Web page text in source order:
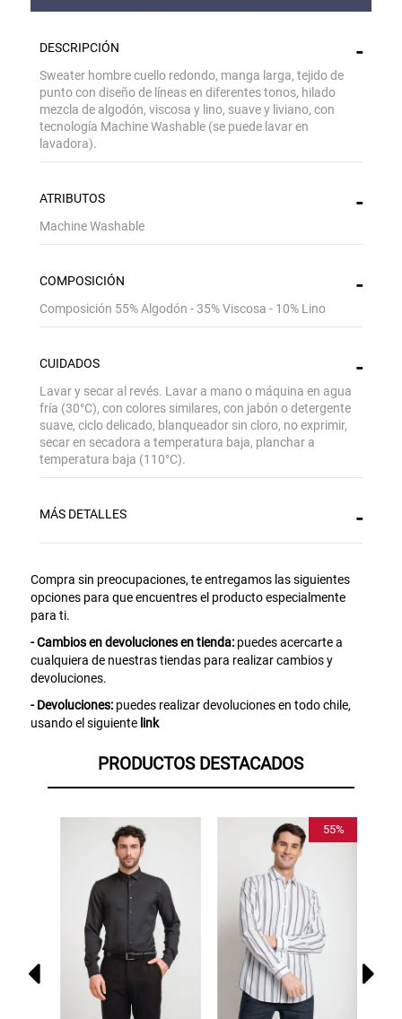
DESCRIPCIÓN
Sweater hombre cuello redondo, manga larga, tejido de
punto con diseño de líneas en diferentes tonos, hilado
mezcla de algodón, viscosa y lino, suave y liviano, con
tecnología Machine Washable (se puede lavar en
lavadora).
ATRIBUTOS
Machine Washable
COMPOSICIÓN
Composición 55% Algodón - 35% Viscosa - 10% Lino
CUIDADOS
Lavar y secar al revés. Lavar a mano o máquina en agua
fría (30°C), con colores similares, con jabón o detergente
suave, ciclo delicado, blanqueador sin cloro, no exprimir,
secar en secadora a temperatura baja, planchar a
temperatura baja (110°C).
MÁS DETALLES
Compra sin preocupaciones, te entregamos las siguientes
opciones para que encuentres el producto especialmente
para ti.
- Cambios en devoluciones en tienda:puedes acercarte a
cualquiera de nuestras tiendas para realizar cambios y
devoluciones.
- Devoluciones:puedes realizar devoluciones en todo chile,
usando el siguiente link
PRODUCTOS DESTACADOS
55%
Gracias por inscribirte!
compra. Valido por 72 hrs.